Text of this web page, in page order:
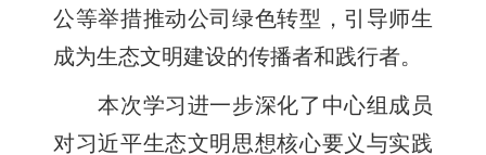
公等举措推动公司绿色转型，引导师生
成为生态文明建设的传播者和践行者。
本次学习进一步深化了中心组成员
对习近平生态文明思想核心要义与实践